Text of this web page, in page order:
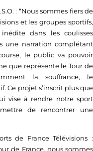
: “Nous sommes fiers de
et les groupes sportifs,
dans les coulisses
une narration complétant
le public va pouvoir
que représente le Tour de
la souffrance, le
Ce projet s’inscrit plus que
vise à rendre notre sport
de rencontrer une
de France Télévisions :
de France, nous sommes